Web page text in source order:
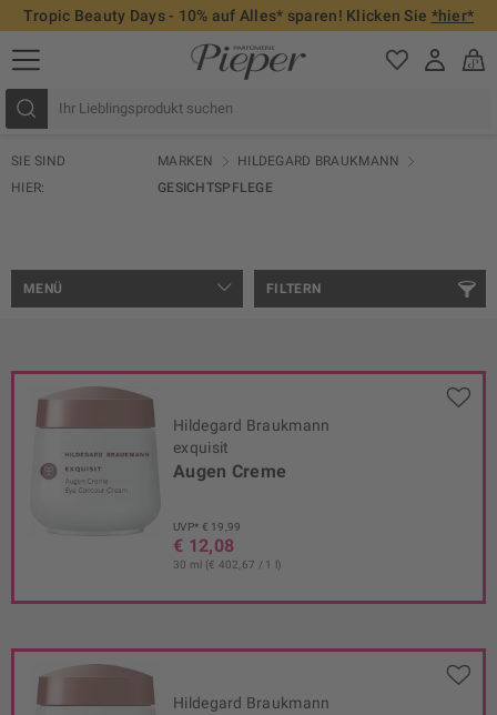
Tropic Beauty Days - 10% auf Alles* sparen! Klicken Sie *hier*
SIE SIND
HIER:
MARKEN
HILDEGARD BRAUKMANN
GESICHTSPFLEGE
FILTERN
MENÜ
Hildegard Braukmann
exquisit
Augen Creme
UVP* € 19,99
€ 12,08
30 ml (€ 402,67 / 1 l)
Hildegard Braukmann